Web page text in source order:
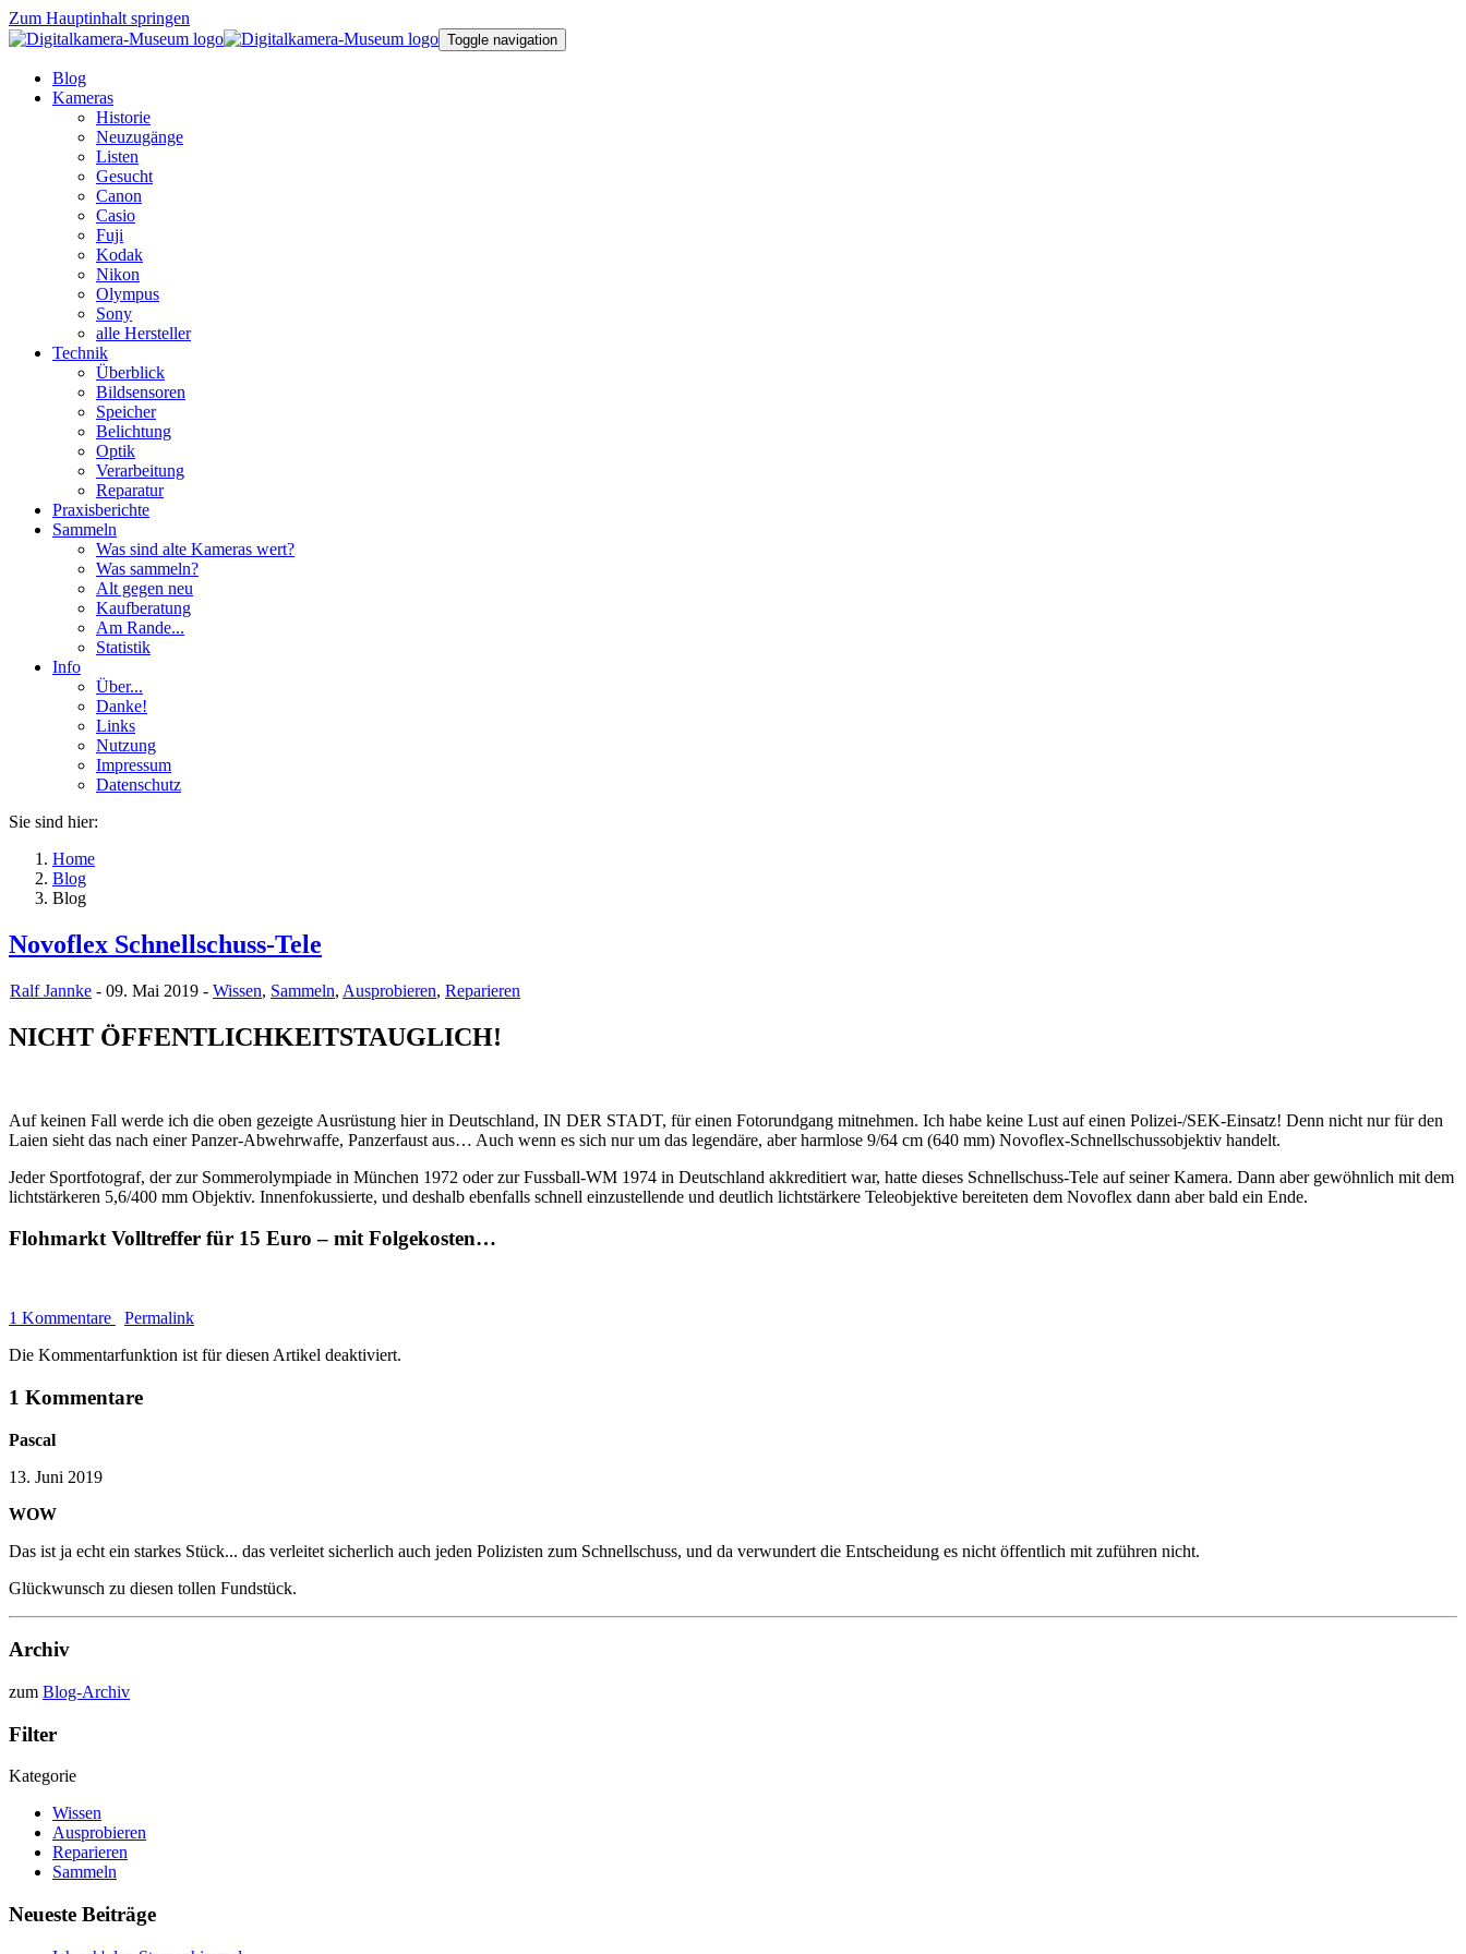
Zum Hauptinhalt springen
Toggle navigation
Blog
Kameras
Historie
Neuzugänge
Listen
Gesucht
Canon
Casio
Fuji
Kodak
Nikon
Olympus
Sony
alle Hersteller
Technik
Überblick
Bildsensoren
Speicher
Belichtung
Optik
Verarbeitung
Reparatur
Praxisberichte
Sammeln
Was sind alte Kameras wert?
Was sammeln?
Alt gegen neu
Kaufberatung
Am Rande...
Statistik
Info
Über...
Danke!
Links
Nutzung
Impressum
Datenschutz
Sie sind hier:
Home
Blog
Blog
Novoflex Schnellschuss-Tele
Ralf Jannke - 09. Mai 2019 - Wissen, Sammeln, Ausprobieren, Reparieren
NICHT ÖFFENTLICHKEITSTAUGLICH!
Auf keinen Fall werde ich die oben gezeigte Ausrüstung hier in Deutschland, IN DER STADT, für einen Fotorundgang mitnehmen. Ich habe keine Lust auf einen Polizei-/SEK-Einsatz! Denn nicht nur für den
Laien sieht das nach einer Panzer-Abwehrwaffe, Panzerfaust aus… Auch wenn es sich nur um das legendäre, aber harmlose 9/64 cm (640 mm) Novoflex-Schnellschussobjektiv handelt.
Jeder Sportfotograf, der zur Sommerolympiade in München 1972 oder zur Fussball-WM 1974 in Deutschland akkreditiert war, hatte dieses Schnellschuss-Tele auf seiner Kamera. Dann aber gewöhnlich mit dem
lichtstärkeren 5,6/400 mm Objektiv. Innenfokussierte, und deshalb ebenfalls schnell einzustellende und deutlich lichtstärkere Teleobjektive bereiteten dem Novoflex dann aber bald ein Ende.
Flohmarkt Volltreffer für 15 Euro – mit Folgekosten…
1 Kommentare
Permalink
Die Kommentarfunktion ist für diesen Artikel deaktiviert.
1 Kommentare
Pascal
13. Juni 2019
WOW
Das ist ja echt ein starkes Stück... das verleitet sicherlich auch jeden Polizisten zum Schnellschuss, und da verwundert die Entscheidung es nicht öffentlich mit zuführen nicht.
Glückwunsch zu diesen tollen Fundstück.
Archiv
zum Blog-Archiv
Filter
Kategorie
Wissen
Ausprobieren
Reparieren
Sammeln
Neueste Beiträge